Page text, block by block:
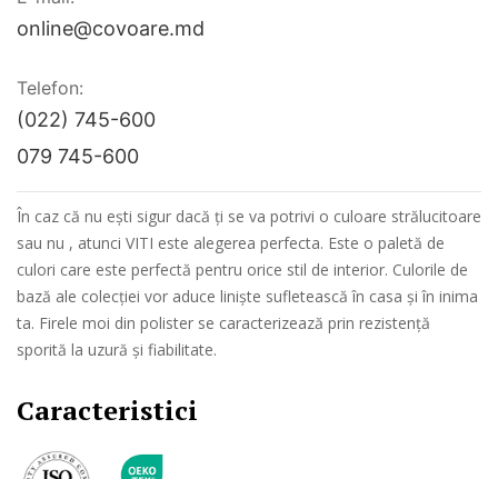
online@covoare.md
Telefon:
(022) 745-600
079 745-600
În caz că nu ești sigur dacă ți se va potrivi o culoare strălucitoare
sau nu , atunci VITI este alegerea perfecta. Este o paletă de
culori care este perfectă pentru orice stil de interior. Culorile de
bază ale colecției vor aduce liniște sufletească în casa și în inima
ta. Firele moi din polister se caracterizează prin rezistență
sporită la uzură și fiabilitate.
Caracteristici